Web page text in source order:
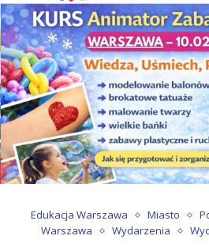
Edukacja Warszawa Miasto
Warszawa
Wydarzenia